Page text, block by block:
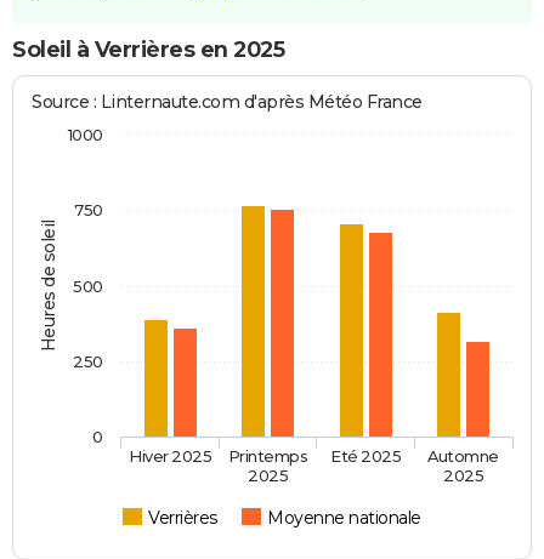
Soleil à Verrières en 2025
Heures de soleil
Source : Linternaute.com d'après Météo France
Verrières Moyenne nationale
Hiver 2025
Printemps
2025
Eté 2025
Automne
2025
0
1000
250
500
750